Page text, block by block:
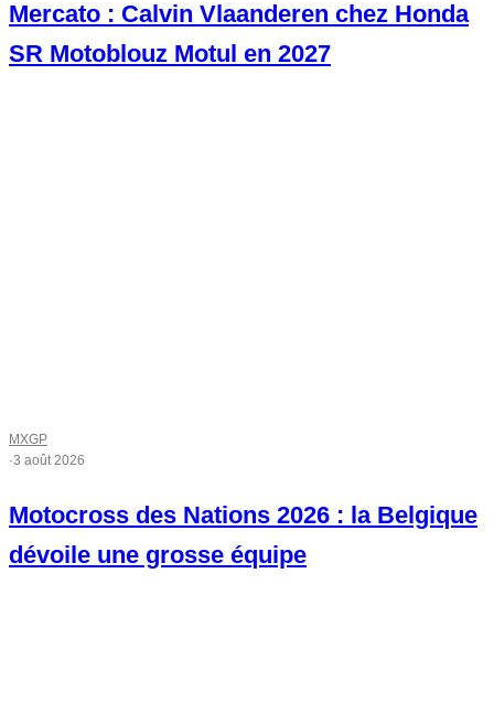
Mercato : Calvin Vlaanderen chez Honda
SR Motoblouz Motul en 2027
MXGP
·3 août 2026
Motocross des Nations 2026 : la Belgique
dévoile une grosse équipe